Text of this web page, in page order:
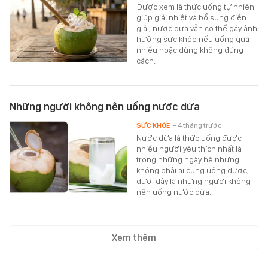
Được xem là thức uống tự nhiên
giúp giải nhiệt và bổ sung điện
giải, nước dừa vẫn có thể gây ảnh
hưởng sức khỏe nếu uống quá
nhiều hoặc dùng không đúng
cách.
Những người không nên uống nước dừa
Nước dừa là thức uống được
nhiều người yêu thích nhất là
trong những ngày hè nhưng
không phải ai cũng uống được,
dưới đây là những người không
nên uống nước dừa.
SỨC KHỎE - 4 tháng trước
Xem thêm